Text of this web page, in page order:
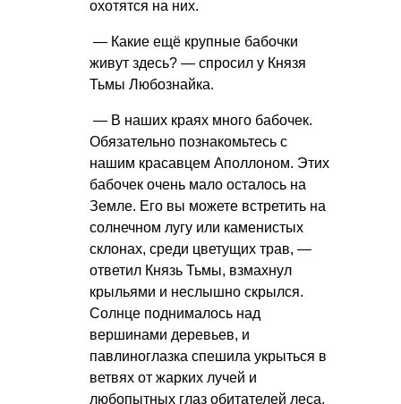
охотятся на них.
— Какие ещё крупные бабочки
живут здесь? — спросил у Князя
Тьмы Любознайка.
— В наших краях много бабочек.
Обязательно познакомьтесь с
нашим красавцем Аполлоном. Этих
бабочек очень мало осталось на
Земле. Его вы можете встретить на
солнечном лугу или каменистых
склонах, среди цветущих трав, —
ответил Князь Тьмы, взмахнул
крыльями и неслышно скрылся.
Солнце поднималось над
вершинами деревьев, и
павлиноглазка спешила укрыться в
ветвях от жарких лучей и
любопытных глаз обитателей леса.